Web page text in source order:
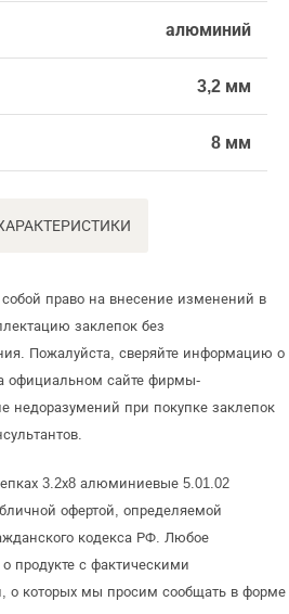
алюминий
3,2 мм
8 мм
собой право на внесение изменений в
заклепок без
Пожалуйста, сверяйте информацию о
официальном сайте фирмы-
недоразумений при покупке заклепок
3.2х8 алюминиевые 5.01.02
офертой, определяемой
кодекса РФ. Любое
продукте с фактическими
о которых мы просим сообщать в форме